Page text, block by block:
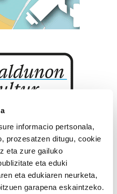
informacio pertsonala,
prozesatzen ditugu, cookie
eta zure gailuko
eta eduki
eta edukiaren neurketa,
garapena eskaintzeko.